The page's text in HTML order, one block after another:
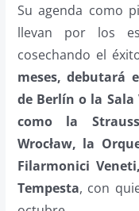
Su agenda como
llevan por los
cosechando el
meses, debutará
de Berlín o la
como la
Wrocław, la
Filarmonici
Tempesta, con